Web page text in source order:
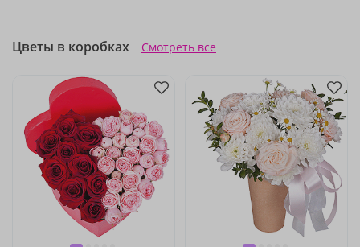
Цветы в коробках Смотреть все